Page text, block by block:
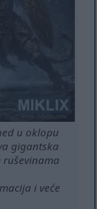
u oklopu
gigantska
ruševinama
i veće